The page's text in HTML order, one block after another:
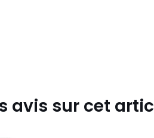
avis sur cet